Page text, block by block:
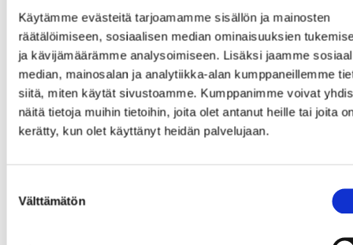
Käytämme evästeitä tarjoamamme sisällön ja mainosten
räätälöimiseen, sosiaalisen median ominaisuuksien
ja kävijämäärämme analysoimiseen. Lisäksi jaamme
median, mainosalan ja analytiikka-alan kumppaneillemme
siitä, miten käytät sivustoamme. Kumppanimme voivat
näitä tietoja muihin tietoihin, joita olet antanut heille tai joita
kerätty, kun olet käyttänyt heidän palvelujaan.
valinta
Välttämätön
Lisää tietoa tekstimuodoista
Teksti
You can useBBCodetags in the text. URLs will
automatically be converted to links.
Rivit ja kappaleet päätetään automaattisesti.
Www-osoitteet ja email-osoitteet muutetaan
automaattisesti linkeiksi.
voitaisiin estää.